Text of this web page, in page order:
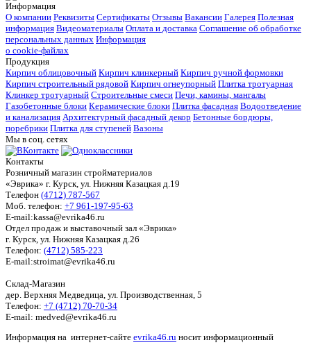
Информация
О компании Реквизиты Сертификаты Отзывы Вакансии Галерея Полезная
информация Видеоматериалы Оплата и доставка Соглашение об обработке
персональных данных Информация
о cookie-файлах
Продукция
Кирпич облицовочный Кирпич клинкерный Кирпич ручной формовки
Кирпич строительный рядовой Кирпич огнеупорный Плитка тротуарная
Клинкер тротуарный Строительные смеси Печи, камины, мангалы
Газобетонные блоки Керамические блоки Плитка фасадная Водоотведение
и канализация Архитектурный фасадный декор Бетонные бордюры,
поребрики Плитка для ступеней Вазоны
Мы в соц. сетях
Контакты
Розничный магазин стройматериалов
«Эврика» г. Курск, ул. Нижняя Казацкая д.19
Телефон (4712) 787-567
Моб. телефон: +7 961-197-95-63
E-mail:kassa@evrika46.ru
Отдел продаж и выставочный зал «Эврика»
г. Курск, ул. Нижняя Казацкая д.26
Телефон: (4712) 585-223
E-mail:stroimat@evrika46.ru
Склад-Магазин
дер. Верхняя Медведица, ул. Производственная, 5
Телефон: +7 (4712) 70-70-34
E-mail: medved@evrika46.ru
Информация на интернет-сайте evrika46.ru носит информационный